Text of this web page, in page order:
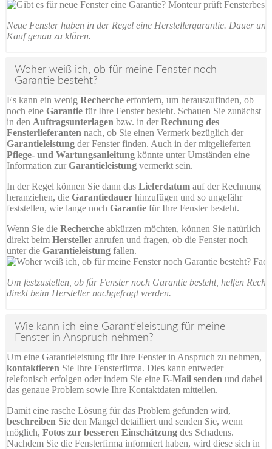
Neue Fenster haben in der Regel eine Herstellergarantie. Dauer
Kauf genau zu klären.
Woher weiß ich, ob für meine Fenster noch
Garantie besteht?
Es kann ein wenig Recherche erfordern, um herauszufinden, ob
noch eine Garantie für Ihre Fenster besteht. Schauen Sie zunächst
in den Auftragsunterlagen bzw. in derRechnung des
Fensterlieferanten nach, ob Sie einen Vermerk bezüglich der
Garantieleistung der Fenster finden. Auch in der mitgelieferten
Pflege- und Wartungsanleitung könnte unter Umständen eine
Information zurGarantieleistung vermerkt sein.
In der Regel können Sie dann das Lieferdatum auf der Rechnung
heranziehen, die Garantiedauer hinzufügen und so ungefähr
feststellen, wie lange noch Garantie für Ihre Fenster besteht.
Wenn Sie die Recherche abkürzen möchten, können Sie natürlich
direkt beim Hersteller anrufen und fragen, ob die Fenster noch
unter die Garantieleistung fallen.
Um festzustellen, ob für Fenster noch Garantie besteht, helfen
direkt beim Hersteller nachgefragt werden.
Wie kann ich eine Garantieleistung für meine
Fenster in Anspruch nehmen?
Um eine Garantieleistung für Ihre Fenster in Anspruch zu nehmen,
kontaktieren Sie Ihre Fensterfirma. Dies kann entweder
telefonisch erfolgen oder indem Sie eine E-Mail senden und dabei
das genaue Problem sowie Ihre Kontaktdaten mitteilen.
Damit eine rasche Lösung für das Problem gefunden wird,
beschreiben Sie den Mangel detailliert und senden Sie, wenn
möglich, Fotos zur besseren Einschätzung des Schadens.
Nachdem Sie die Fensterfirma informiert haben, wird diese sich in